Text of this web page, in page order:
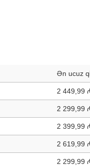
Ən ucuz
2 449,99
2 299,99
2 399,99
2 619,99
2 299,99